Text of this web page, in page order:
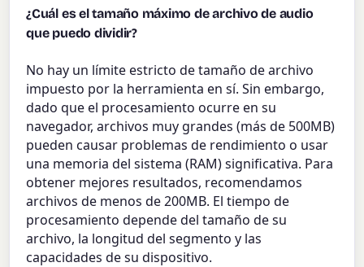
¿Cuál es el tamaño máximo de archivo de audio
que puedo dividir?
No hay un límite estricto de tamaño de archivo
impuesto por la herramienta en sí. Sin embargo,
dado que el procesamiento ocurre en su
navegador, archivos muy grandes (más de 500MB)
pueden causar problemas de rendimiento o usar
una memoria del sistema (RAM) significativa. Para
obtener mejores resultados, recomendamos
archivos de menos de 200MB. El tiempo de
procesamiento depende del tamaño de su
archivo, la longitud del segmento y las
capacidades de su dispositivo.